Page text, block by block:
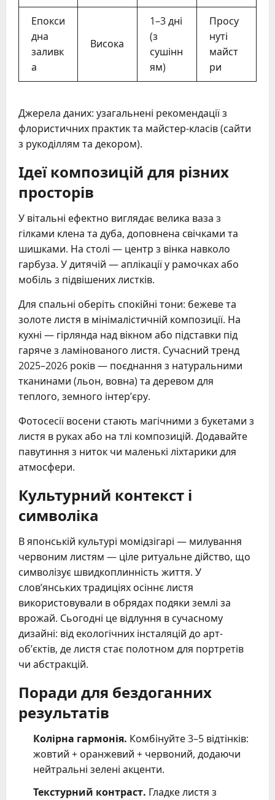
Епокси
дна
заливк
а
Висока
1–3 дні
(з
сушінн
ям)
Просу
нуті
майст
ри
Джерела даних: узагальнені рекомендації з
флористичних практик та майстер-класів (сайти
з рукоділлям та декором).
Ідеї композицій для різних
просторів
У вітальні ефектно виглядає велика ваза з
гілками клена та дуба, доповнена свічками та
шишками. На столі — центр з вінка навколо
гарбуза. У дитячій — аплікації у рамочках або
мобіль з підвішених листків.
Для спальні оберіть спокійні тони: бежеве та
золоте листя в мінімалістичній композиції. На
кухні — гірлянда над вікном або підставки під
гаряче з ламінованого листя. Сучасний тренд
2025–2026 років — поєднання з натуральними
тканинами (льон, вовна) та деревом для
теплого, земного інтер’єру.
Фотосесії восени стають магічними з букетами з
листя в руках або на тлі композицій. Додавайте
павутиння з ниток чи маленькі ліхтарики для
атмосфери.
Культурний контекст і
символіка
В японській культурі момідзігарі — милування
червоним листям — ціле ритуальне дійство, що
символізує швидкоплинність життя. У
слов’янських традиціях осіннє листя
використовували в обрядах подяки землі за
врожай. Сьогодні це відлуння в сучасному
дизайні: від екологічних інсталяцій до арт-
об’єктів, де листя стає полотном для портретів
чи абстракцій.
Поради для бездоганних
результатів
Колірна гармонія. Комбінуйте 3–5 відтінків:
жовтий + оранжевий + червоний, додаючи
нейтральні зелені акценти.
Текстурний контраст. Гладке листя з